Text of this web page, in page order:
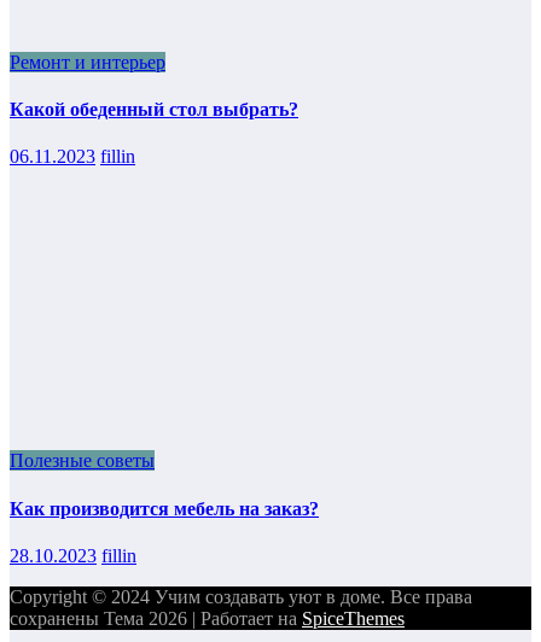
Ремонт и интерьер
Какой обеденный стол выбрать?
06.11.2023 fillin
Полезные советы
Как производится мебель на заказ?
28.10.2023 fillin
Copyright © 2024 Учим создавать уют в доме. Все права
сохранены Тема 2026 | Работает на SpiceThemes